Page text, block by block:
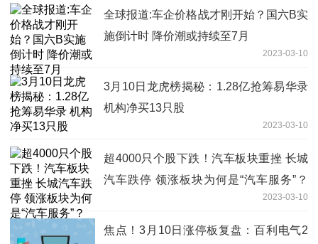
全球报道:车企价格战才刚开始？国六B实
施倒计时 降价潮或持续至7月
2023-03-10
3月10日龙虎榜揭秘：1.28亿抢筹易华录
机构净买13只股
2023-03-10
超4000只个股下跌！汽车板块重挫 长城
汽车跌停 领涨板块为何是“汽车服务”？
2023-03-10
焦点！3月10日涨停板复盘：百利电气2